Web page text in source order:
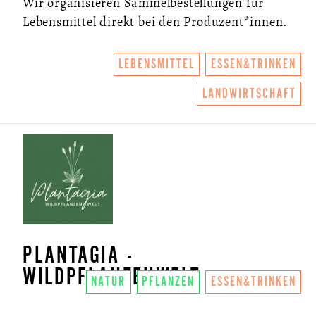
Lebensmittel direkt bei den Produzent*innen.
LEBENSMITTEL ESSEN&TRINKEN
LANDWIRTSCHAFT
PLANTAGIA -
WILDPFLANZENWELT
NATUR PFLANZEN ESSEN&TRINKEN